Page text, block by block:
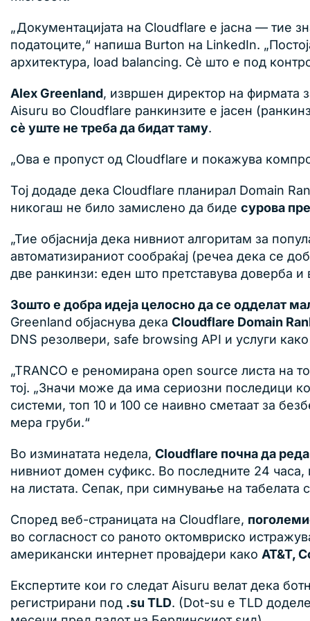
„Документацијата на Cloudflare е јасна — тие
податоците,“ напиша Burton на LinkedIn.
архитектура, load balancing. Сè што е под
Alex Greenland, извршен директор на фирмата
Aisuru во Cloudflare ранкинзите е јасен
сè уште не треба да бидат таму.
„Ова е пропуст од Cloudflare и покажува
Тој додаде дека Cloudflare планирал Domain
никогаш не било замислено да биде сурова
„Тие објаснија дека нивниот алгоритам за
автоматизираниот сообраќај (речеа дека се
две ранкинзи: еден што претставува доверба
Зошто е добра идеја целосно да се одделат
Greenland објаснува дека Cloudflare Domain
DNS резолвери, safe browsing API и услуги
„TRANCO е реномирана open source листа на
тој. „Значи може да има сериозни последици
системи, топ 10 и 100 се наивно сметаат за
мера груби.“
Во изминатата недела, Cloudflare почна да
нивниот домен суфикс. Во последните 24 часа,
на листата. Сепак, при симнување на
Според веб-страницата на Cloudflare,
во согласност со раното октомвриско
американски интернет провајдери како AT&T,
Експертите кои го следат Aisuru велат дека
регистрирани под .su TLD. (Dot-su е TLD